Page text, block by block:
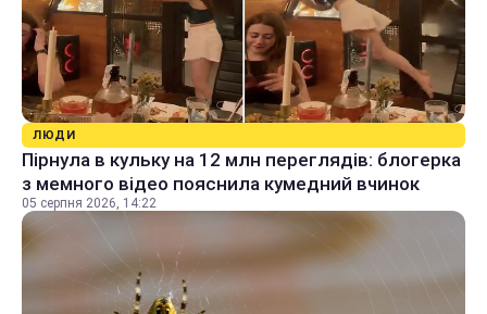
ЛЮДИ
Пірнула в кульку на 12 млн переглядів: блогерка
з мемного відео пояснила кумедний вчинок
05 серпня 2026, 14:22